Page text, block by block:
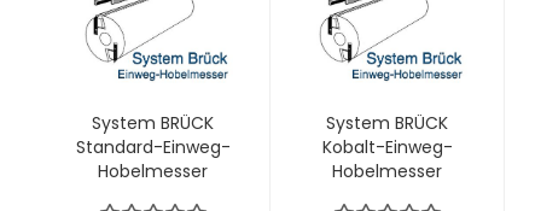
System BRÜCK
Standard-Einweg-
Hobelmesser
System BRÜCK
Kobalt-Einweg-
Hobelmesser